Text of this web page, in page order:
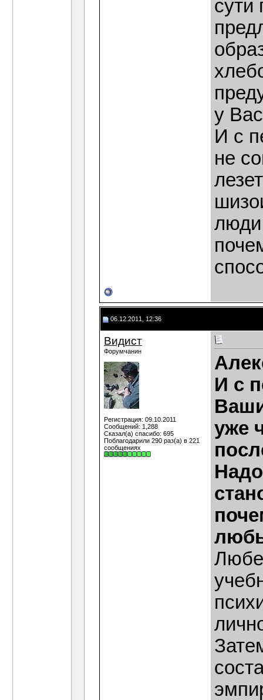
сути
у
И с
не
люди
06.12.2011, 12:36
Видист
Форумчанин
Регистрация: 09.10.2011
Сообщений: 1,288
Сказал(а) спасибо: 695
Поблагодарили 290 раз(а) в 221
сообщениях
И с
уже